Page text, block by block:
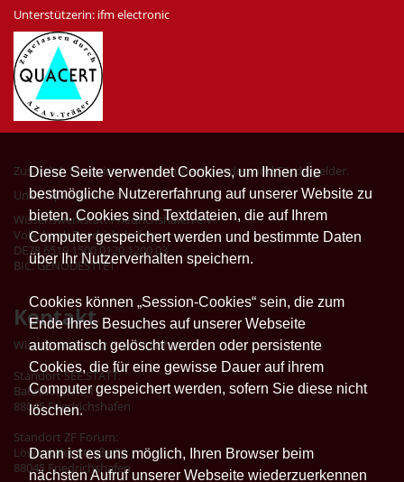
Diese Seite verwendet Cookies, um Ihnen die
bestmögliche Nutzererfahrung auf unserer Website zu
bieten. Cookies sind Textdateien, die auf Ihrem
Computer gespeichert werden und bestimmte Daten
über Ihr Nutzerverhalten speichern.
Cookies können „Session-Cookies“ sein, die zum
Ende Ihres Besuches auf unserer Webseite
automatisch gelöscht werden oder persistente
Cookies, die für eine gewisse Dauer auf ihrem
Computer gespeichert werden, sofern Sie diese nicht
löschen.
Dann ist es uns möglich, Ihren Browser beim
nächsten Aufruf unserer Webseite wiederzuerkennen
Unterstützerin: ifm electronic
Zusätzlich finanzieren wir uns über Spenden und Fördergelder.
Unser Spendenkonto:
Wissenswerkstatt Friedrichshafen e.V.
Volksbank Friedrichshafen
DE78 6519 1500 0120 1200 03
BIC: GENODES1TET
Kontakt
Wissenswerkstatt Friedrichshafen
Standort SEE.STATT:
Bahnhofplatz 1
88045 Friedrichshafen
Standort ZF Forum:
Löwentaler Straße 20
88045 Friedrichshafen